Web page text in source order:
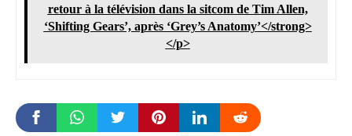
retour à la télévision dans la sitcom de Tim Allen,
‘Shifting Gears’, après ‘Grey’s Anatomy’</strong>
</p>